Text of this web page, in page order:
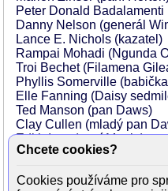
Peter Donald
Danny Nelson (generál
Lance E. Nichols (kazatel)
Rampai Mohadi (Ngunda
Troi Bechet (Filamena
Phyllis Somerville
Elle Fanning (Daisy
Ted Manson (pan Daws)
Clay Cullen (mladý pan
Edith Ivey (paní Maple)
Robert Towers (Benjamin
Sonya Leslie-Shepherd
Chcete cookies?
Cookies používáme pro